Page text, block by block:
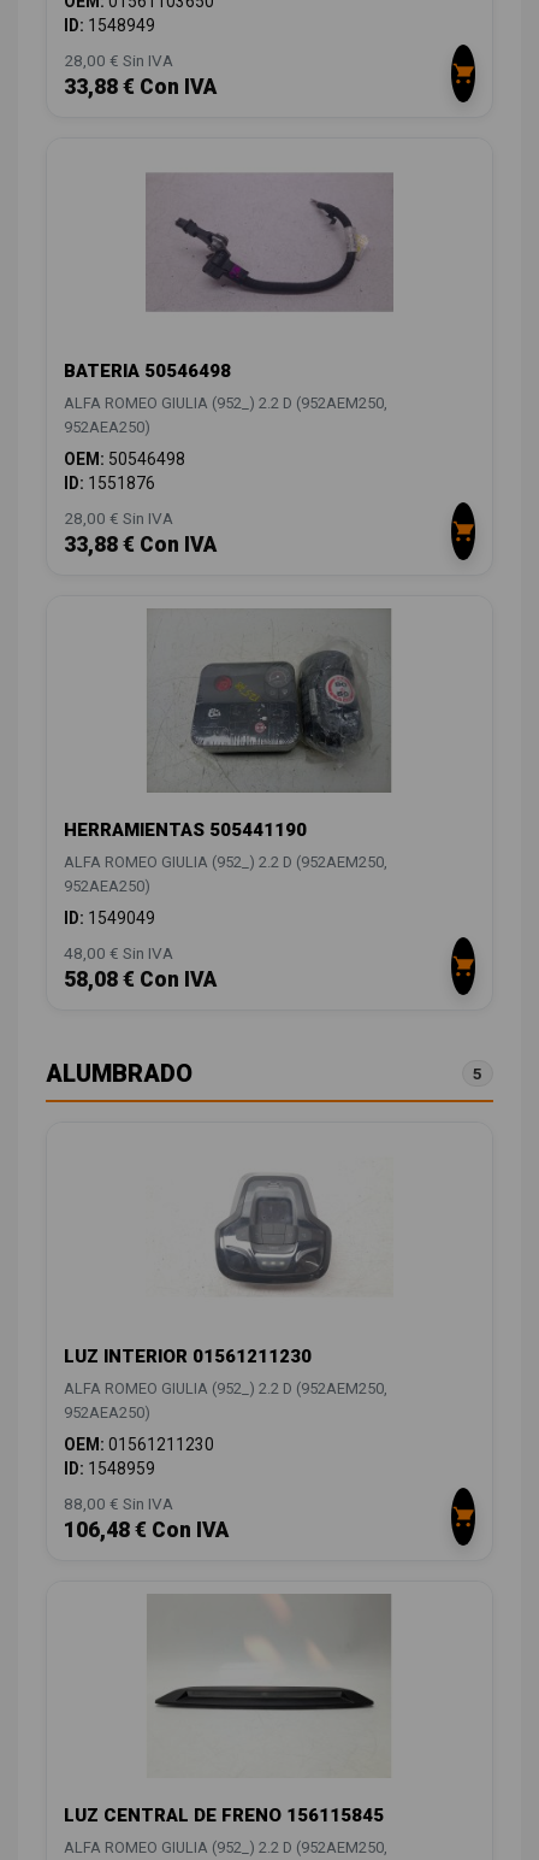
ID: 1548949
28,00 € Sin IVA
33,88 € Con IVA
BATERIA 50546498
ALFA ROMEO GIULIA (952_) 2.2 D (952AEM250,
952AEA250)
OEM: 50546498
ID: 1551876
28,00 € Sin IVA
33,88 € Con IVA
HERRAMIENTAS 505441190
ALFA ROMEO GIULIA (952_) 2.2 D (952AEM250,
952AEA250)
ID: 1549049
48,00 € Sin IVA
58,08 € Con IVA
ALUMBRADO 5
LUZ INTERIOR 01561211230
ALFA ROMEO GIULIA (952_) 2.2 D (952AEM250,
952AEA250)
OEM: 01561211230
ID: 1548959
88,00 € Sin IVA
106,48 € Con IVA
LUZ CENTRAL DE FRENO 156115845
ALFA ROMEO GIULIA (952_) 2.2 D (952AEM250,